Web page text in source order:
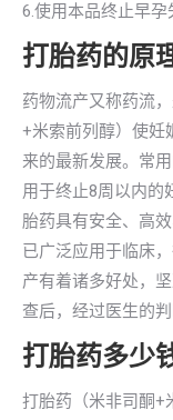
6.使用本品终止早孕
打胎药的原
药物流产又称药流
+米索前列醇）使妊
来的最新发展。常
用于终止8周以内的
胎药具有安全、高
已广泛应用于临床
产有着诸多好处，
查后，经过医生的
打胎药多少
打胎药（米非司酮+